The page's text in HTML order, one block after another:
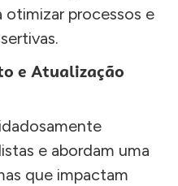
otimizar processos e
e Atualização
e abordam uma
que impactam